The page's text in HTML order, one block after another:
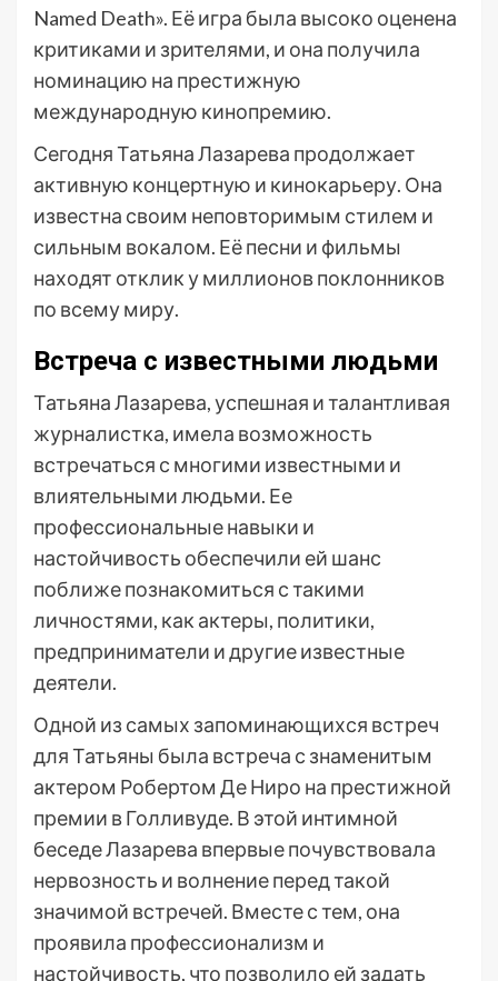
Named Death». Её игра была высоко оценена
критиками и зрителями, и она получила
номинацию на престижную
международную кинопремию.
Сегодня Татьяна Лазарева продолжает
активную концертную и кинокарьеру. Она
известна своим неповторимым стилем и
сильным вокалом. Её песни и фильмы
находят отклик у миллионов поклонников
по всему миру.
Встреча с известными людьми
Татьяна Лазарева, успешная и талантливая
журналистка, имела возможность
встречаться с многими известными и
влиятельными людьми. Ее
профессиональные навыки и
настойчивость обеспечили ей шанс
поближе познакомиться с такими
личностями, как актеры, политики,
предприниматели и другие известные
деятели.
Одной из самых запоминающихся встреч
для Татьяны была встреча с знаменитым
актером Робертом Де Ниро на престижной
премии в Голливуде. В этой интимной
беседе Лазарева впервые почувствовала
нервозность и волнение перед такой
значимой встречей. Вместе с тем, она
проявила профессионализм и
настойчивость, что позволило ей задать